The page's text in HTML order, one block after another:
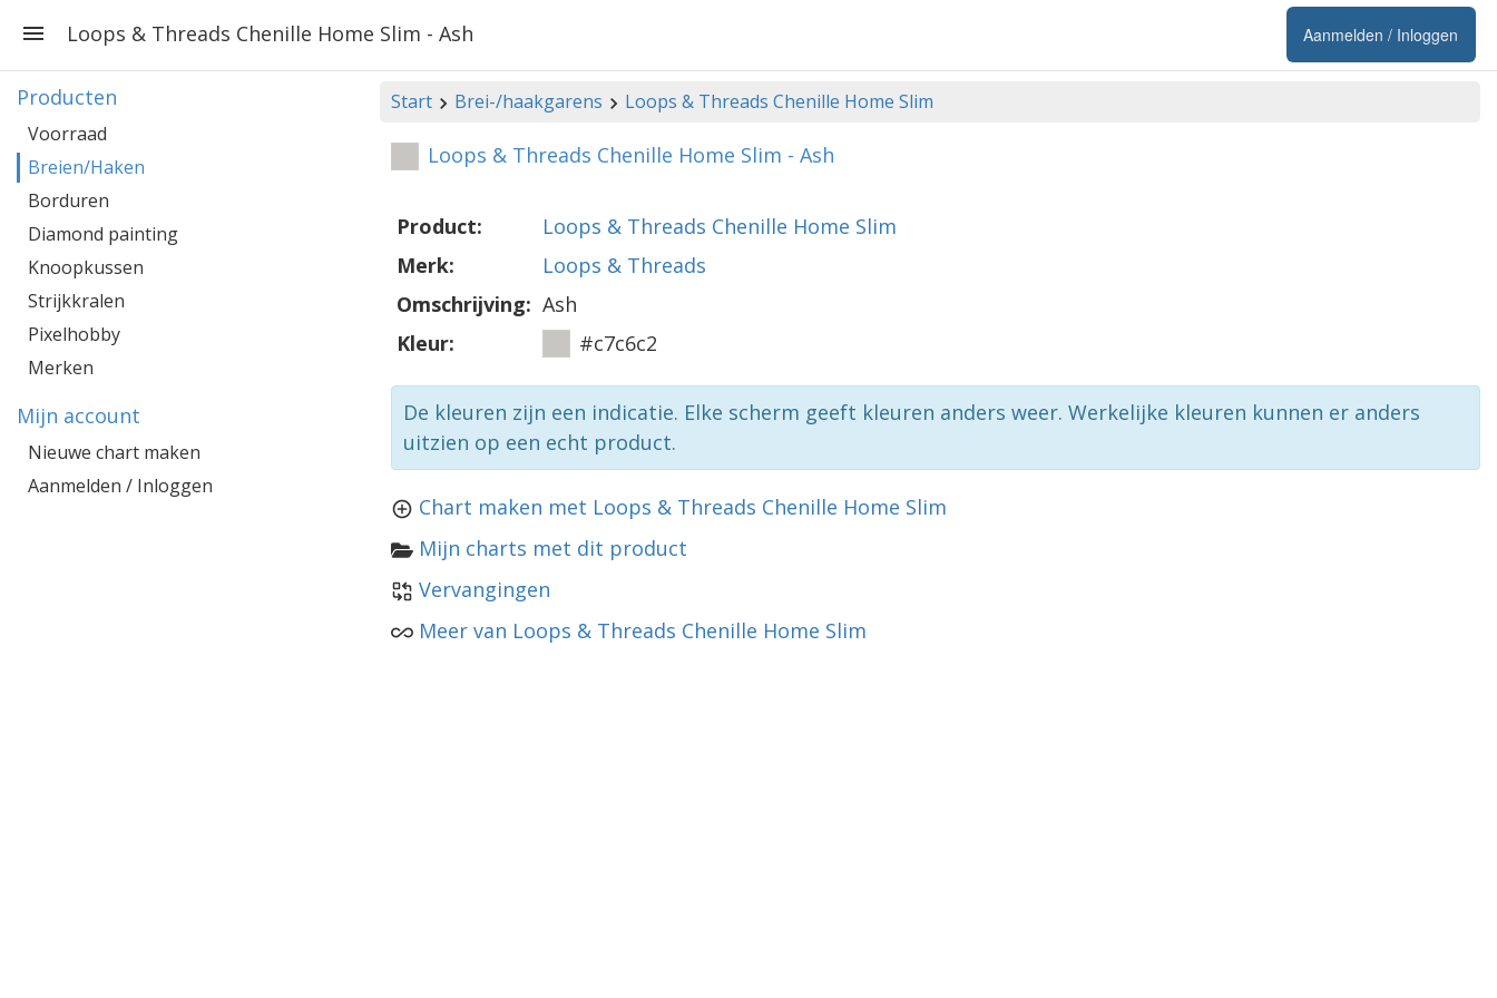
Aanmelden / Inloggen
Loops & Threads Chenille Home Slim - Ash
Start Brei-/haakgarens Loops & Threads Chenille Home Slim
Loops & Threads Chenille Home Slim - Ash
Product:
Loops & Threads Chenille Home Slim
Merk:
Loops & Threads
Omschrijving: Ash
Kleur:
#c7c6c2
De kleuren zijn een indicatie. Elke scherm geeft kleuren anders weer. Werkelijke kleuren kunnen er anders
uitzien op een echt product.
Chart maken met Loops & Threads Chenille Home Slim
Mijn charts met dit product
Vervangingen
Meer van Loops & Threads Chenille Home Slim
Producten
Voorraad
Breien/Haken
Borduren
Diamond painting
Knoopkussen
Strijkkralen
Pixelhobby
Merken
Mijn account
Nieuwe chart maken
Aanmelden / Inloggen